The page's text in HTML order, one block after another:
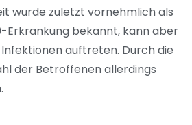
wurde zuletzt vornehmlich als
Erkrankung bekannt, kann aber
auftreten. Durch die
der Betroffenen allerdings